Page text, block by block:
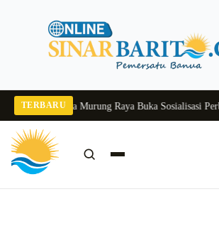
TERBARU
Pj Sekda Murung Raya Buka Sosialisasi Perbup